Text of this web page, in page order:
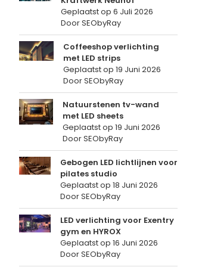
Geplaatst op 6 Juli 2026
Door SEObyRay
Coffeeshop verlichting
met LED strips
Geplaatst op19 Juni 2026
Door SEObyRay
Natuurstenen tv-wand
met LED sheets
Geplaatst op19 Juni 2026
Door SEObyRay
Gebogen LED lichtlijnen voor
pilates studio
Geplaatst op 18 Juni 2026
Door SEObyRay
LED verlichting voor Exentry
gym en HYROX
Geplaatst op 16 Juni 2026
Door SEObyRay